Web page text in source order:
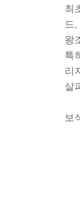
최
드
왕
특
리
살
보